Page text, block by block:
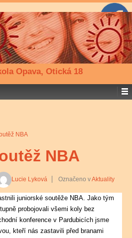
Opava, Otická 18
NBA
NBA
Lucie Lyková Označeno vAktuality
juniorské soutěže NBA. Jako tým
probojovali všemi koly bez
konference v Pardubicích jsme
kteří nás zastavili před branami